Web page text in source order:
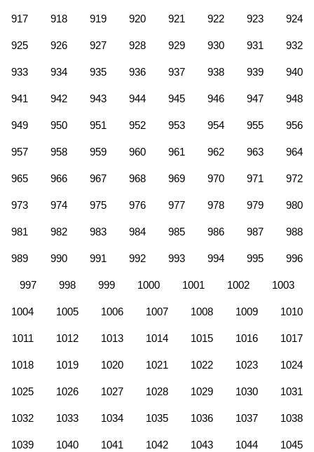
917 918 919 920 921 922 923 924
925 926 927 928 929 930 931 932
933 934 935 936 937 938 939 940
941 942 943 944 945 946 947 948
949 950 951 952 953 954 955 956
957 958 959 960 961 962 963 964
965 966 967 968 969 970 971 972
973 974 975 976 977 978 979 980
981 982 983 984 985 986 987 988
989 990 991 992 993 994 995 996
997 998 999 1000 1001 1002 1003
1004 1005 1006 1007 1008 1009 1010
1011 1012 1013 1014 1015 1016 1017
1018 1019 1020 1021 1022 1023 1024
1025 1026 1027 1028 1029 1030 1031
1032 1033 1034 1035 1036 1037 1038
1039 1040 1041 1042 1043 1044 1045